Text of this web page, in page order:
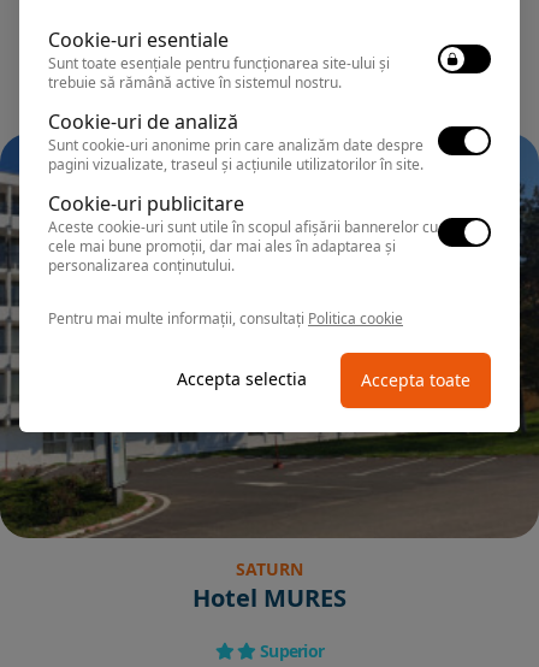
SATURN
Hotel MURES
Superior
Cookie-uri esentiale
Sunt toate esențiale pentru funcționarea site-ului și
trebuie să rămână active în sistemul nostru.
Cookie-uri de analiză
Sunt cookie-uri anonime prin care analizăm date despre
pagini vizualizate, traseul și acțiunile utilizatorilor în site.
Cookie-uri publicitare
Aceste cookie-uri sunt utile în scopul afișării bannerelor cu
cele mai bune promoții, dar mai ales în adaptarea și
personalizarea conținutului.
Pentru mai multe informații, consultați Politica cookie
Accepta selectia Accepta toate